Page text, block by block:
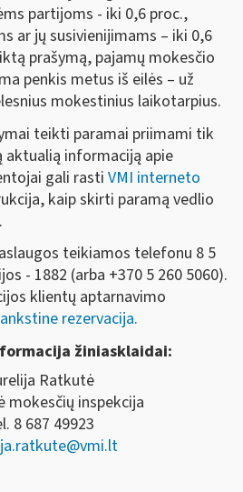
partijoms - iki 0,6 proc.,
ar jų susivienijimams – iki 0,6
prašymą, pajamų mokesčio
penkis metus iš eilės – už
mokestinius laikotarpius.
teikti paramai priimami tik
aktualią informaciją apie
gali rasti VMI interneto
kaip skirti paramą vedlio
.
teikiamos telefonu 8 5
- 1882 (arba +370 5 260 5060).
klientų aptarnavimo
rezervacija.
žiniasklaidai:
Ratkutė
mokesčių inspekcija
8 687 49923